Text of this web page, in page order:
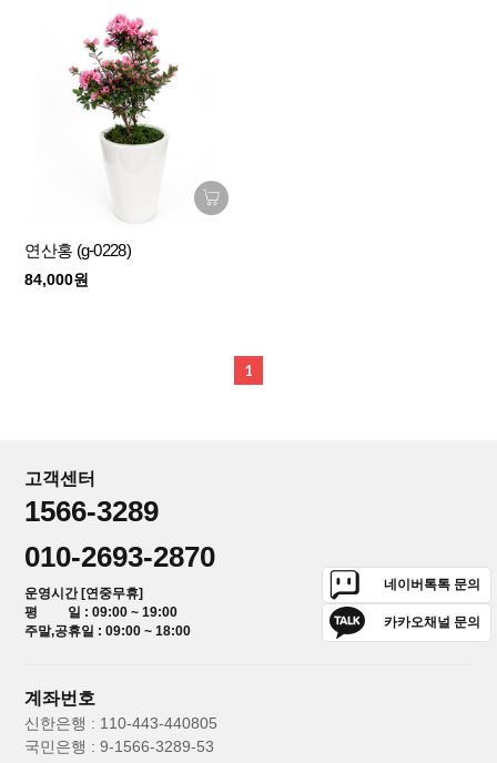
연산홍 (g-0228)
84,000원
1
고객센터
1566-3289
010-2693-2870
운영시간 [연중무휴]
평 일 : 09:00 ~ 19:00
주말,공휴일 : 09:00 ~ 18:00
네이버톡톡 문의
카카오채널 문의
계좌번호
신한은행 : 110-443-440805
국민은행 : 9-1566-3289-53